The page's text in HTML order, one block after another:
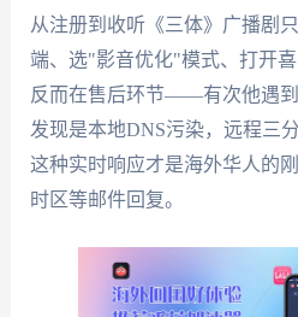
从注册到收听《三体》广播剧
端、选"影音优化"模式、打开
反而在售后环节——有次他遇
发现是本地DNS污染，远程三
这种实时响应才是海外华人的
时区等邮件回复。